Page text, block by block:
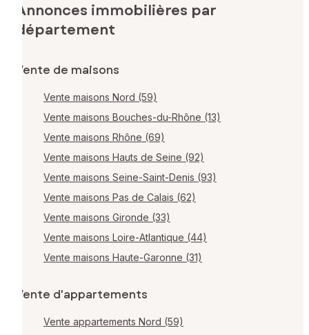
Annonces immobilières par
département
Vente de maisons
Vente maisons Nord (59)
Vente maisons Bouches-du-Rhône (13)
Vente maisons Rhône (69)
Vente maisons Hauts de Seine (92)
Vente maisons Seine-Saint-Denis (93)
Vente maisons Pas de Calais (62)
Vente maisons Gironde (33)
Vente maisons Loire-Atlantique (44)
Vente maisons Haute-Garonne (31)
Vente d'appartements
Vente appartements Nord (59)